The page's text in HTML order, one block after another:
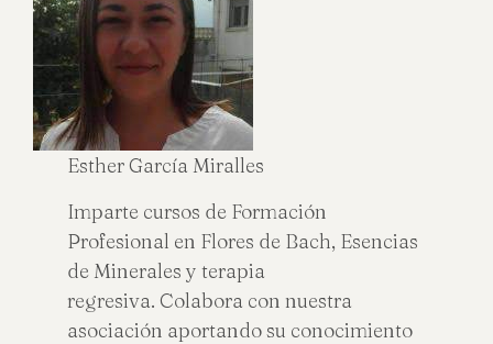
Esther García Miralles
Imparte cursos de Formación
Profesional en Flores de Bach, Esencias
de Minerales y terapia
regresiva. Colabora con nuestra
asociación aportando su conocimiento